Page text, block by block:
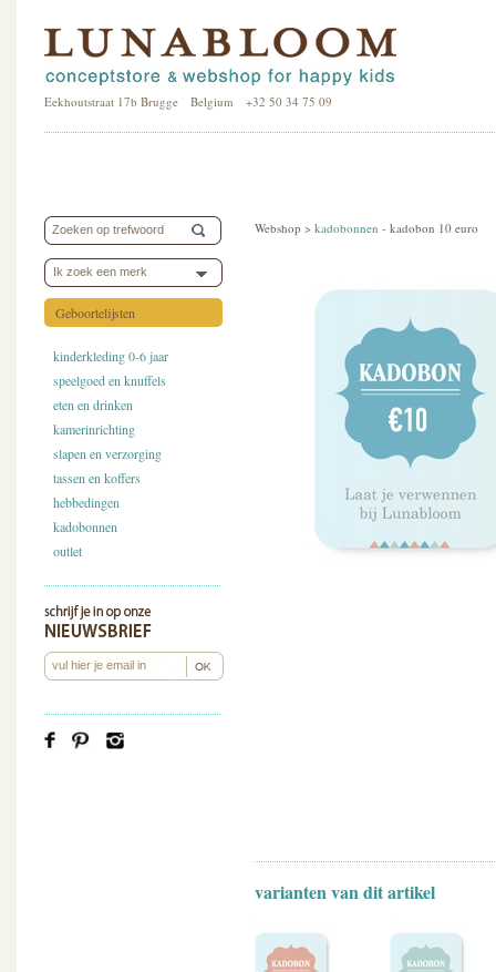
Eekhoutstraat 17b Brugge Belgium +32 50 34 75 09
Ik zoek een merk
Geboortelijsten
kinderkleding 0-6 jaar
speelgoed en knuffels
eten en drinken
kamerinrichting
slapen en verzorging
tassen en koffers
hebbedingen
kadobonnen
outlet
Webshop > kadobonnen - kadobon 10 euro
varianten van dit artikel